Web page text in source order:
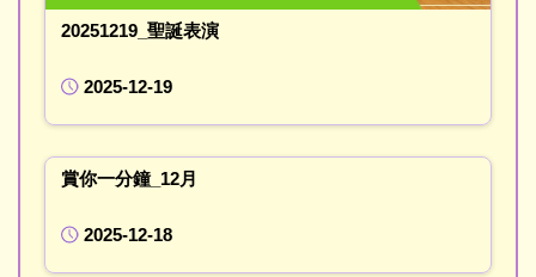
20251219_聖誕表演
2025-12-19
賞你一分鐘_12月
2025-12-18